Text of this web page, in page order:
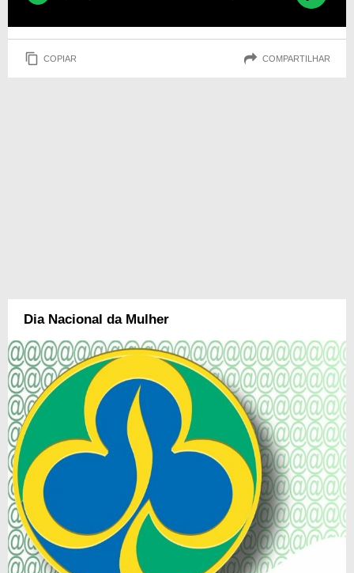
COPIAR COMPARTILHAR
Dia Nacional da Mulher